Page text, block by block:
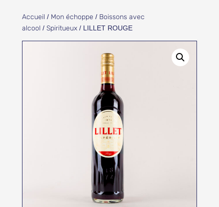
Accueil / Mon échoppe / Boissons avec
alcool / Spiritueux/ LILLET ROUGE